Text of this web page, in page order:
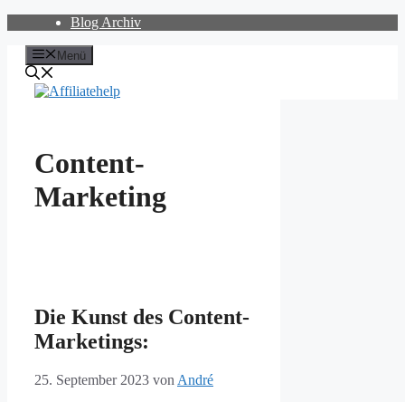
springen
Blog Archiv
Menü
Content-
Marketing
Die Kunst des Content-
Marketings:
25. September 2023 von André